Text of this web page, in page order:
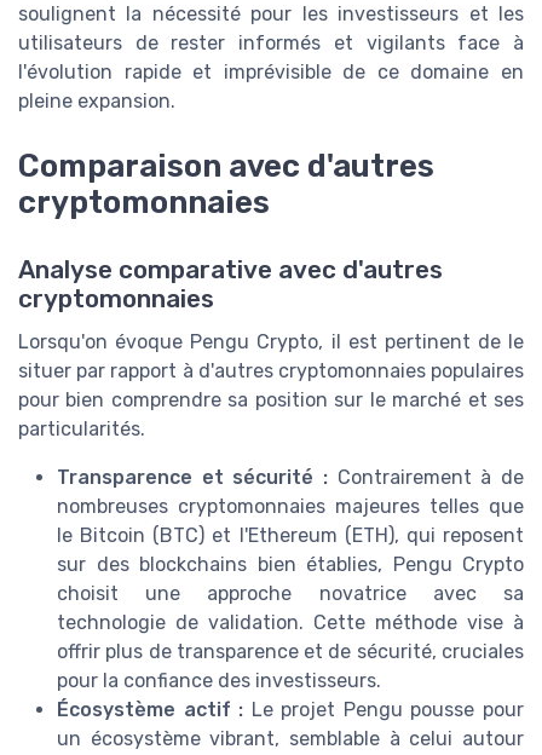
soulignent la nécessité pour les investisseurs et les
utilisateurs de rester informés et vigilants face à
l'évolution rapide et imprévisible de ce domaine en
pleine expansion.
Comparaison avec d'autres
cryptomonnaies
Analyse comparative avec d'autres
cryptomonnaies
Lorsqu'on évoque Pengu Crypto, il est pertinent de le
situer par rapport à d'autres cryptomonnaies populaires
pour bien comprendre sa position sur le marché et ses
particularités.
Transparence et sécurité : Contrairement à de
nombreuses cryptomonnaies majeures telles que
le Bitcoin (BTC) et l'Ethereum (ETH), qui reposent
sur des blockchains bien établies, Pengu Crypto
choisit une approche novatrice avec sa
technologie de validation. Cette méthode vise à
offrir plus de transparence et de sécurité, cruciales
pour la confiance des investisseurs.
Écosystème actif : Le projet Pengu pousse pour
un écosystème vibrant, semblable à celui autour